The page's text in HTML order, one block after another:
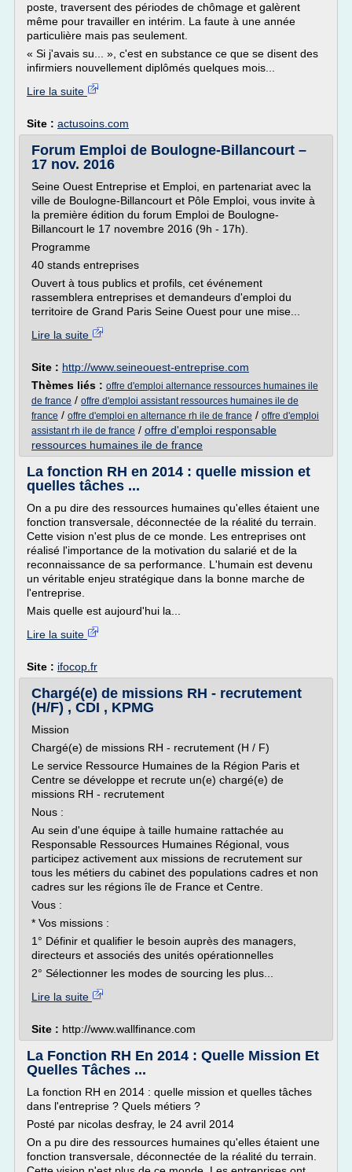
poste, traversent des périodes de chômage et galèrent
même pour travailler en intérim. La faute à une année
particulière mais pas seulement.
« Si j'avais su... », c'est en substance ce que se disent des
infirmiers nouvellement diplômés quelques mois...
Lire la suite
Site : actusoins.com
Forum Emploi de Boulogne-Billancourt –
17 nov. 2016
Seine Ouest Entreprise et Emploi, en partenariat avec la
ville de Boulogne-Billancourt et Pôle Emploi, vous invite à
la première édition du forum Emploi de Boulogne-
Billancourt le 17 novembre 2016 (9h - 17h).
Programme
40 stands entreprises
Ouvert à tous publics et profils, cet événement
rassemblera entreprises et demandeurs d'emploi du
territoire de Grand Paris Seine Ouest pour une mise...
Lire la suite
Site : http://www.seineouest-entreprise.com
Thèmes liés : offre d'emploi alternance ressources humaines ile
de france / offre d'emploi assistant ressources humaines ile de
france / offre d'emploi en alternance rh ile de france / offre d'emploi
assistant rh ile de france / offre d'emploi responsable
ressources humaines ile de france
La fonction RH en 2014 : quelle mission et
quelles tâches ...
On a pu dire des ressources humaines qu'elles étaient une
fonction transversale, déconnectée de la réalité du terrain.
Cette vision n'est plus de ce monde. Les entreprises ont
réalisé l'importance de la motivation du salarié et de la
reconnaissance de sa performance. L'humain est devenu
un véritable enjeu stratégique dans la bonne marche de
l'entreprise.
Mais quelle est aujourd'hui la...
Lire la suite
Site : ifocop.fr
Chargé(e) de missions RH - recrutement
(H/F) , CDI , KPMG
Mission
Chargé(e) de missions RH - recrutement (H / F)
Le service Ressource Humaines de la Région Paris et
Centre se développe et recrute un(e) chargé(e) de
missions RH - recrutement
Nous :
Au sein d'une équipe à taille humaine rattachée au
Responsable Ressources Humaines Régional, vous
participez activement aux missions de recrutement sur
tous les métiers du cabinet des populations cadres et non
cadres sur les régions île de France et Centre.
Vous :
* Vos missions :
1° Définir et qualifier le besoin auprès des managers,
directeurs et associés des unités opérationnelles
2° Sélectionner les modes de sourcing les plus...
Lire la suite
Site : http://www.wallfinance.com
La Fonction RH En 2014 : Quelle Mission Et
Quelles Tâches ...
La fonction RH en 2014 : quelle mission et quelles tâches
dans l'entreprise ? Quels métiers ?
Posté par nicolas desfray, le 24 avril 2014
On a pu dire des ressources humaines qu'elles étaient une
fonction transversale, déconnectée de la réalité du terrain.